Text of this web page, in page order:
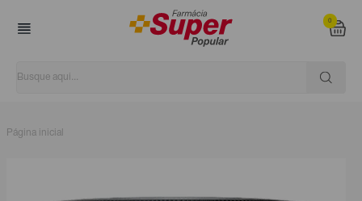
0
Página inicial